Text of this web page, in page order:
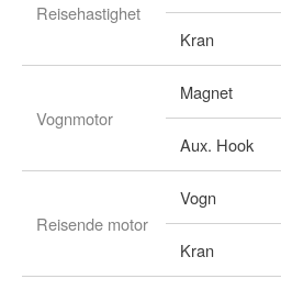
Reisehastighet
Kran
Vognmotor
Magnet
Aux. Hook
Reisende motor
Vogn
Kran